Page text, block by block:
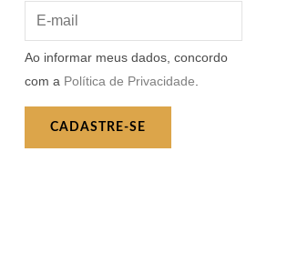
Ao informar meus dados, concordo
com a Política de Privacidade